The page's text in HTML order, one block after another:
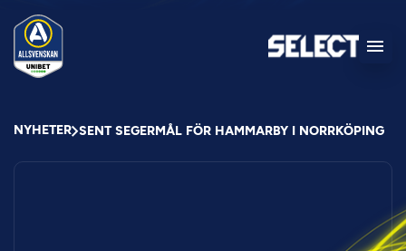
NYHETER SENT SEGERMÅL FÖR HAMMARBY I NORRKÖPING